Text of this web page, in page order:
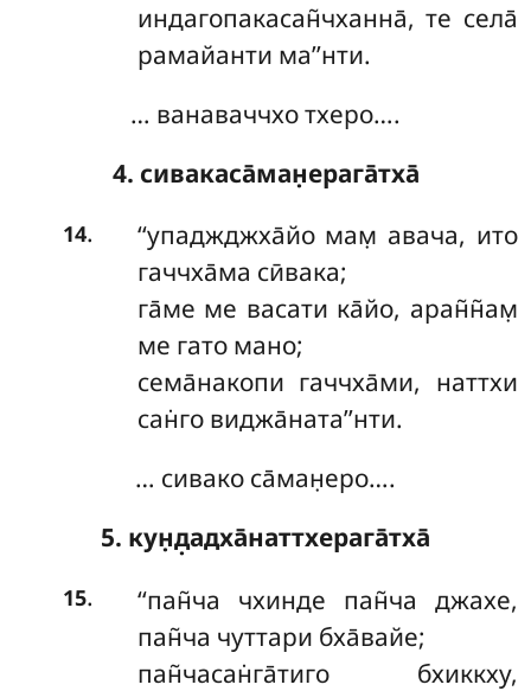
индагопакасан̃чханна̄, те села̄
рамайанти ма’’нти.
… ванаваччхо тхеро….
4. сивакаса̄ман̣ерага̄тха̄
14. ‘‘упаджджха̄йо мам̣ авача, ито
гаччха̄ма сӣвака;
га̄ме ме васати ка̄йо, аран̃н̃ам̣
ме гато мано;
сема̄накопи гаччха̄ми, наттхи
сан̇го виджа̄ната’’нти.
… сивако са̄ман̣еро….
5. кун̣д̣адха̄наттхерага̄тха̄
15.
‘‘пан̃ча чхинде пан̃ча джахе,
пан̃ча чуттари бха̄вайе;
пан̃часан̇га̄тиго бхиккху,